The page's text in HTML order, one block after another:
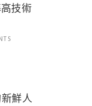
技術
鮮人